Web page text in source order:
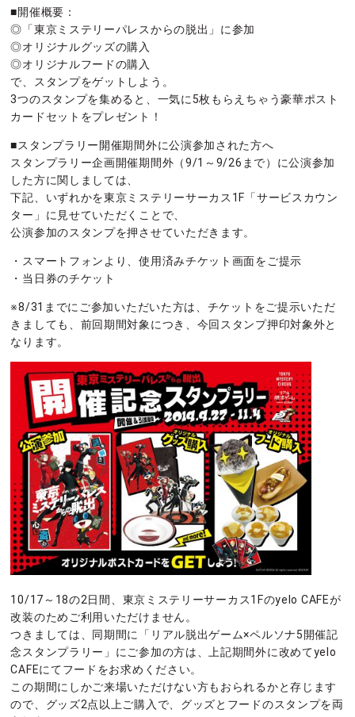
■開催概要：
◎「東京ミステリーパレスからの脱出」に参加
◎オリジナルグッズの購入
◎オリジナルフードの購入
で、スタンプをゲットしよう。
3つのスタンプを集めると、一気に5枚もらえちゃう豪華ポスト
カードセットをプレゼント！
■スタンプラリー開催期間外に公演参加された方へ
スタンプラリー企画開催期間外（9/1～9/26まで）に公演参加
した方に関しましては、
下記、いずれかを東京ミステリーサーカス1F「サービスカウン
ター」に見せていただくことで、
公演参加のスタンプを押させていただきます。
・スマートフォンより、使用済みチケット画面をご提示
・当日券のチケット
※8/31までにご参加いただいた方は、チケットをご提示いただ
きましても、前回期間対象につき、今回スタンプ押印対象外と
なります。
10/17～18の2日間、東京ミステリーサーカス1Fのyelo CAFEが
改装のためご利用いただけません。
つきましては、同期間に「リアル脱出ゲーム×ペルソナ5開催記
念スタンプラリー」にご参加の方は、上記期間外に改めてyelo
CAFEにてフードをお求めください。
この期間にしかご来場いただけない方もおられるかと存じます
ので、グッズ2点以上ご購入で、グッズとフードのスタンプを両